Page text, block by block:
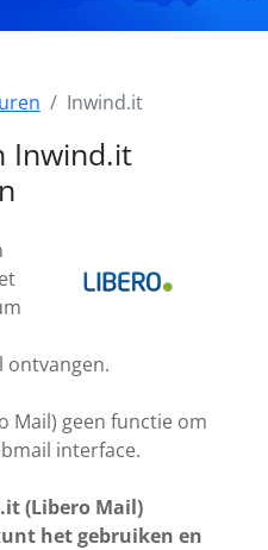
Inwind.it
Inwind.it
ontvangen.
Mail) geen functie om
interface.
(Libero Mail)
het gebruiken en